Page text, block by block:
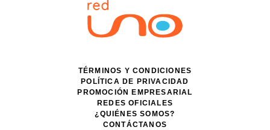
TÉRMINOS Y CONDICIONES
POLÍTICA DE PRIVACIDAD
PROMOCIÓN EMPRESARIAL
REDES OFICIALES
¿QUIÉNES SOMOS?
CONTÁCTANOS